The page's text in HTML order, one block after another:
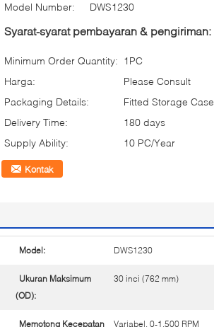
Model Number:
DWS1230
Syarat-syarat pembayaran & pengiriman:
Minimum Order Quantity: 1PC
Harga:
Please Consult
Packaging Details:
Fitted Storage Case
Delivery Time:
180 days
Supply Ability:
10 PC/Year
Kontak
Model: DWS1230
Ukuran Maksimum
(OD):
30 inci (762 mm)
Memotong Kecepatan
Variabel, 0-1.500 RPM